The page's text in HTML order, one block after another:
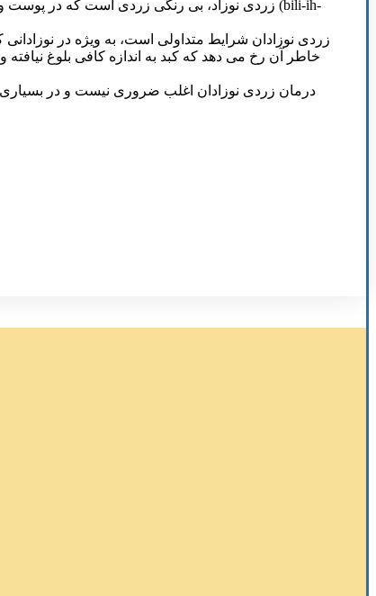
خاطر آن رخ می دهد که کبد به اندازه کافی بلوغ
درمان زردی نوزادان اغلب ضروری نیست و در بسیاری